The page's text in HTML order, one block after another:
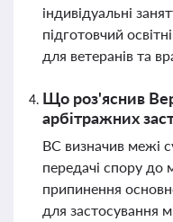
індивідуальні
підготовчий
для ветеранів та
Що роз'яснив
арбітражних
ВС визначив межі
передачі спору до
припинення
для застосування